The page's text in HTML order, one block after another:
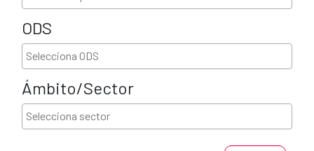
ODS
Ámbito/Sector